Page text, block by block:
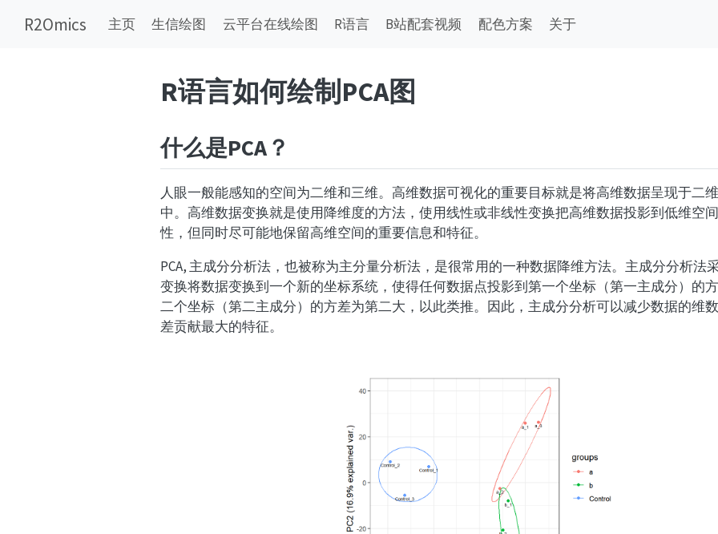
R2Omics 主页 生信绘图 云平台在线绘图 R语言 B站配套视频 配色方案 关于
R语言如何绘制PCA图
什么是PCA？
人眼一般能感知的空间为二维和三维。高维数据可视化的重要目标就是将高维数据呈现于二
中。高维数据变换就是使用降维度的方法，使用线性或非线性变换把高维数据投影到低维空
性，但同时尽可能地保留高维空间的重要信息和特征。
PCA, 主成分分析法，也被称为主分量分析法，是很常用的一种数据降维方法。主成分分析法
变换将数据变换到一个新的坐标系统，使得任何数据点投影到第一个坐标（第一主成分）的
二个坐标（第二主成分）的方差为第二大，以此类推。因此，主成分分析可以减少数据的维
差贡献最大的特征。